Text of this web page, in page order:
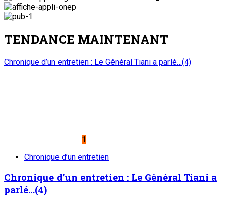
TENDANCE MAINTENANT
Chronique d’un entretien : Le Général Tiani a parlé…(4)
1
Chronique d’un entretien
Chronique d’un entretien : Le Général Tiani a
parlé…(4)